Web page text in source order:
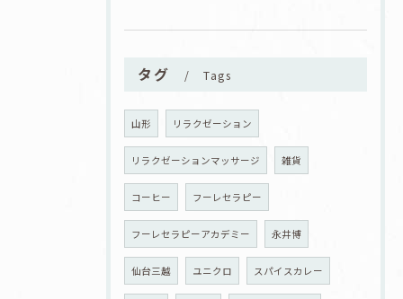
タグ Tags
山形 リラクゼーション
リラクゼーションマッサージ 雑貨
コーヒー フーレセラピー
フーレセラピーアカデミー 永井博
仙台三越 ユニクロ スパイスカレー